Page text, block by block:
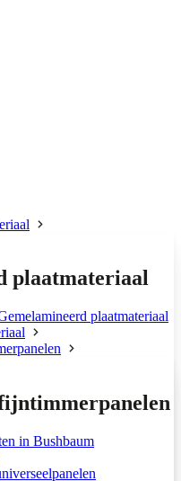
plaatmateriaal
plaatmateriaal
in Bushbaum